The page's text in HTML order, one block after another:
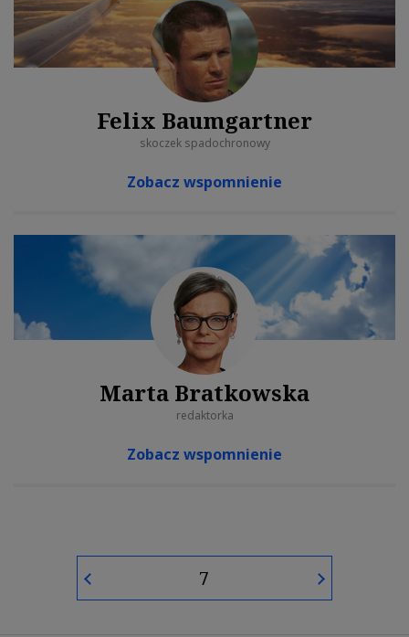
Felix Baumgartner
skoczek spadochronowy
Zobacz wspomnienie
Marta Bratkowska
redaktorka
Zobacz wspomnienie
7